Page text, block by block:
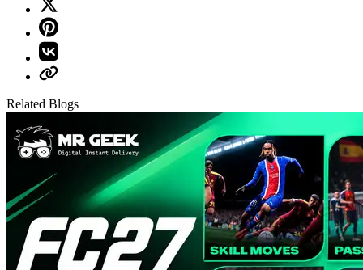
Related Blogs